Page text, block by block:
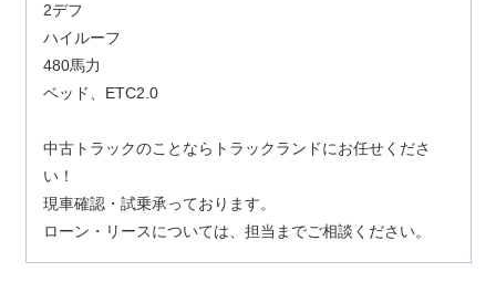
2デフ
ハイルーフ
480馬力
ベッド、ETC2.0
中古トラックのことならトラックランドにお任せくださ
い！
現車確認・試乗承っております。
ローン・リースについては、担当までご相談ください。